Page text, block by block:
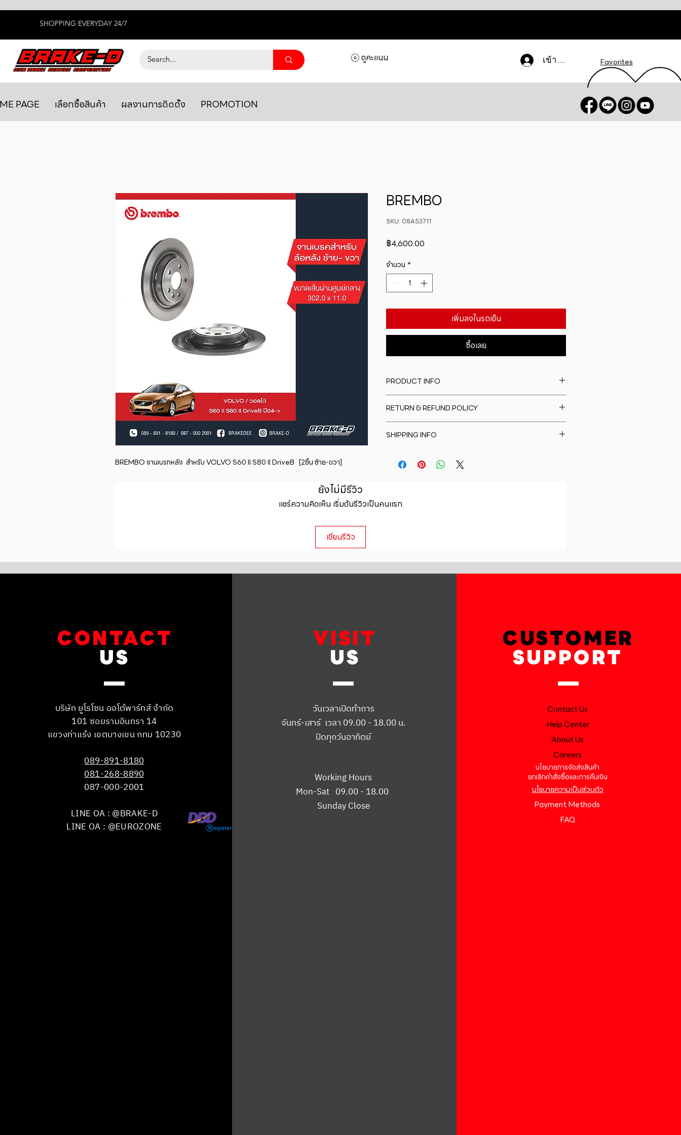
SHOPPING EVERYDAY 24/7
เข้าสู่ระบบ Favorites
ดูคะแนน
PAGE เลือกซื้อสินค้า ผลงานการติดตั้ง PROMOTION
BREMBO จานเบรกหลัง  สำหรับ VOLVO S60 II S80 II DriveB   [2ชิ้น ซ้าย-ขวา]
BREMBO
SKU: 08A53711
฿4,600.00
จำนวน *
เพิ่มลงในรถเข็น
ซื้อเลย
PRODUCT INFO
information about your product such as sizing,
material, care and cleaning instructions. This is also a
great space to write what makes this product
RETURN & REFUND POLICY
to let your customers know what to do in case they
straightforward refund or exchange policy is a great
way to build trust and reassure your customers that
SHIPPING INFO
information about your shipping methods,
can buy from you with confidence.
ยังไม่มีรีวิว
แชร์ความคิดเห็น เริ่มต้นรีวิวเป็นคนแรก
เขียนรีวิว
CONTACT
US
บริษัท ยูโรโซน ออโต้พาร์ทส์ จำกัด
101 ซอยรามอินทรา 14
แขวงท่าแร้ง เขตบางเขน กทม 10230
089-891-8180
081-268-8890
087-000-2001
LINE OA : @BRAKE-D
LINE OA : @EUROZONE
VISIT
US
วันเวลาเปิดทำการ
จันทร์-เสาร์ เวลา 09.00 - 18.00 น.
ปิดทุกวันอาทิตย์
Working Hours
Mon-Sat 09.00 - 18.00
Sunday Close
CUSTOMER
SUPPORT
Contact Us
Help Center
About Us
Careers
นโยบายการจัดส่งสินค้า
ยกเลิกคำสั่งซื้อและการคืนเงิน
นโยบายความเป็นส่วนตัว
Payment Methods
FAQ